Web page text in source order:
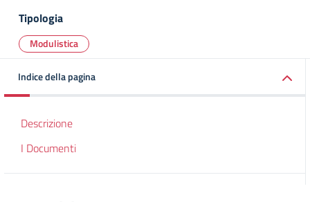
Tipologia
Modulistica
Indice della pagina
Descrizione
I Documenti